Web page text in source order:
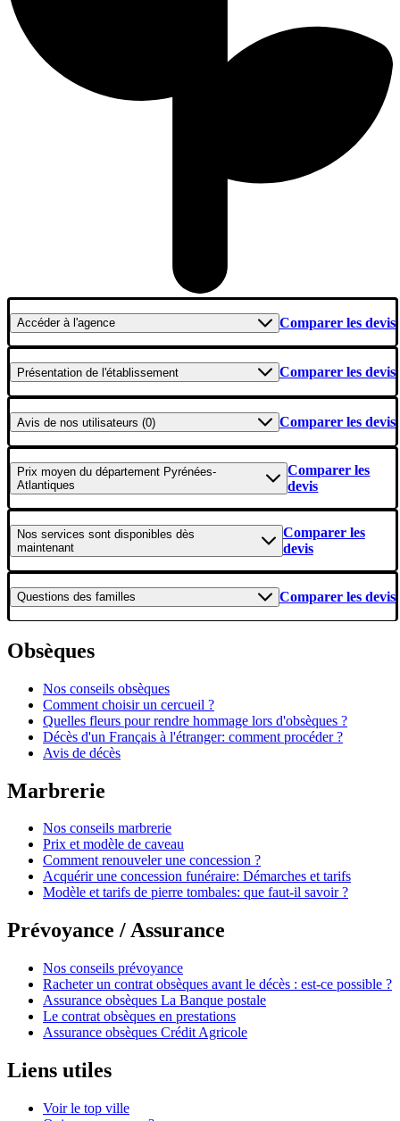
Accéderà l'agence Comparer les devis
Présentation de l'établissement Comparer les devis
Avis de nos utilisateurs (0) Comparer les devis
Prix moyen du département Pyrénées-
Atlantiques
Comparer les
devis
Nos services sont disponibles dès
maintenant
Comparer les
devis
Questions des familles Comparer les devis
Obsèques
Nos conseils obsèques
Comment choisir un cercueil ?
Quelles fleurs pour rendre hommage lors d'obsèques ?
Décès d'un Français à l'étranger: comment procéder ?
Avis de décès
Marbrerie
Nos conseils marbrerie
Prix et modèle de caveau
Comment renouveler une concession ?
Acquérir une concession funéraire: Démarches et tarifs
Modèle et tarifs de pierre tombales: que faut-il savoir ?
Prévoyance / Assurance
Nos conseils prévoyance
Racheter un contrat obsèques avant le décès : est-ce possible ?
Assurance obsèques La Banque postale
Le contrat obsèques en prestations
Assurance obsèques Crédit Agricole
Liens utiles
Voir le top ville